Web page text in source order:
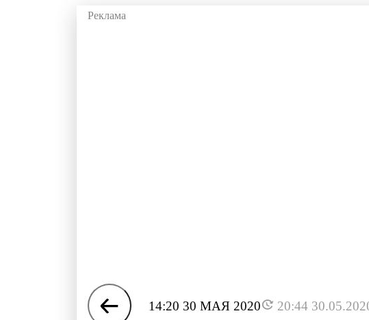
14:20 30 МАЯ 2020 20:44